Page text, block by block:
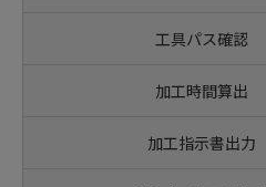
工具パス確認
加工時間算出
加工指示書出力